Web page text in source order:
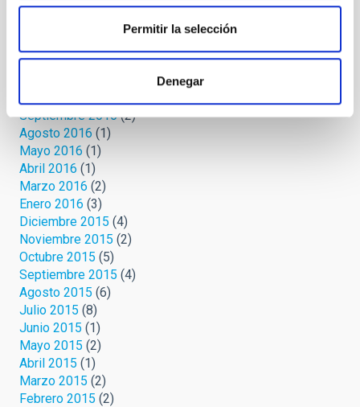
Permitir la selección
Denegar
Octubre 2018(2)
(1)
Marzo 2017(1)
Septiembre 2016(2)
Agosto 2016 (1)
Mayo 2016 (1)
Abril 2016 (1)
Marzo 2016 (2)
Enero 2016 (3)
Diciembre 2015 (4)
Noviembre 2015 (2)
Octubre 2015 (5)
Septiembre 2015 (4)
Agosto 2015 (6)
Julio 2015 (8)
Junio 2015 (1)
Mayo 2015 (2)
Abril 2015 (1)
Marzo 2015 (2)
Febrero 2015 (2)